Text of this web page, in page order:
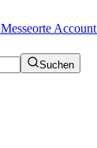
Messeorte Account
Suchen